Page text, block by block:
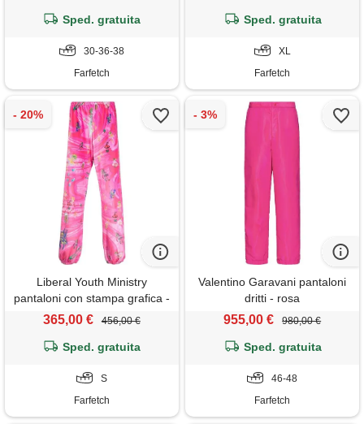
Sped. gratuita
30-36-38
Farfetch
Sped. gratuita
XL
Farfetch
Liberal Youth Ministry
pantaloni con stampa grafica -
rosa
365,00 € 456,00 €
Sped. gratuita
S
Farfetch
Valentino Garavani pantaloni
dritti - rosa
955,00 € 980,00 €
Sped. gratuita
46-48
Farfetch